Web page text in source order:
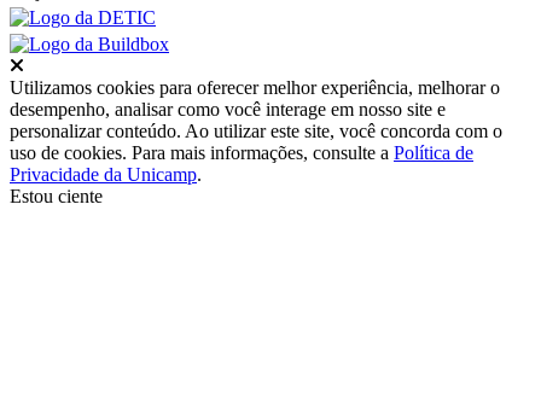
Utilizamos cookies para oferecer melhor experiência, melhorar o
desempenho, analisar como você interage em nosso site e
personalizar conteúdo. Ao utilizar este site, você concorda com o
uso de cookies. Para mais informações, consulte a Política de
Privacidade da Unicamp.
Estou ciente